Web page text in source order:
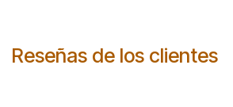
Reseñas de los clientes